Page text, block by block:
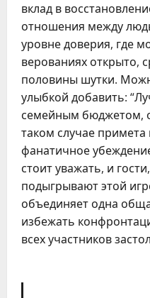
вклад в
отношения между
уровне доверия, где
верованиях открыто,
половины шутки.
улыбкой добавить:
семейным бюджетом,
таком случае примета
фанатичное
стоит уважать, и
подыгрывают этой
объединяет одна
избежать
всех участников